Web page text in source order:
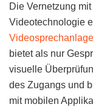
Die Vernetzung
Videotechnologie
Videosprechanlage
bietet als nur
visuelle
des Zugangs und
mit mobilen